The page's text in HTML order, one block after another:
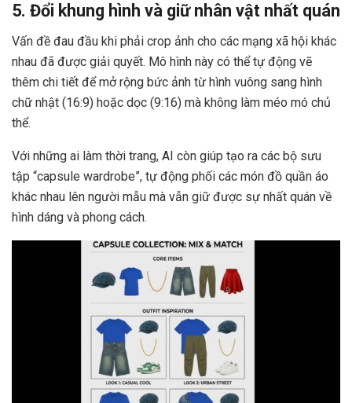
5. Đổi khung hình và giữ nhân vật nhất quán
Vấn đề đau đầu khi phải crop ảnh cho các mạng xã hội khác
nhau đã được giải quyết. Mô hình này có thể tự động vẽ
thêm chi tiết để mở rộng bức ảnh từ hình vuông sang hình
chữ nhật (16:9) hoặc dọc (9:16) mà không làm méo mó chủ
thể.
Với những ai làm thời trang, AI còn giúp tạo ra các bộ sưu
tập “capsule wardrobe”, tự động phối các món đồ quần áo
khác nhau lên người mẫu mà vẫn giữ được sự nhất quán về
hình dáng và phong cách.